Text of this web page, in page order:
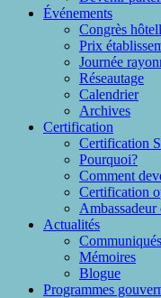
Événements
Congrès
Prix
Journée
Réseautage
Calendrier
Archives
Certification
Certification
Pourquoi?
Comment
Certification
Actualités
Communiqués
Mémoires
Blogue
Programmes